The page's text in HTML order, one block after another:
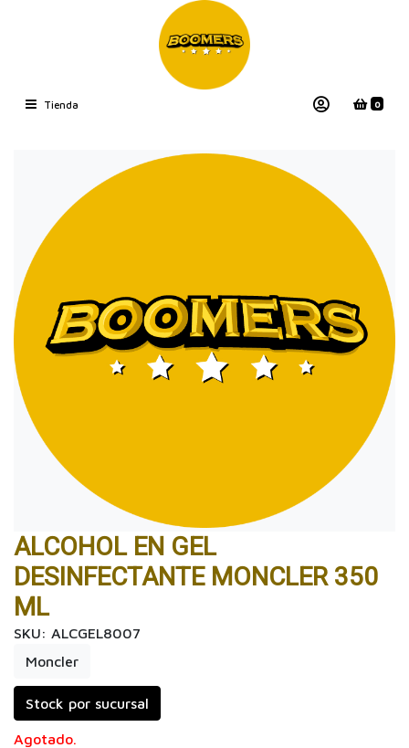
Tienda 0
ALCOHOL EN GEL
DESINFECTANTE MONCLER 350
ML
SKU: ALCGEL8007
Moncler
Stock por sucursal
Agotado.